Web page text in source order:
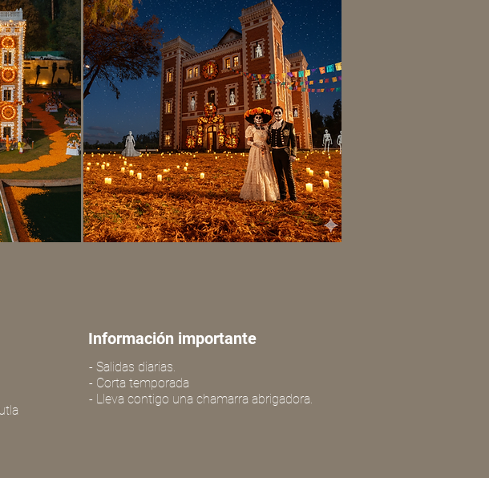
Información importante
- Salidas diarias.
- Corta temporada
- Lleva contigo una chamarra abrigadora.